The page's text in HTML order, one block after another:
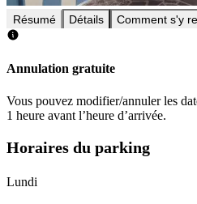
Résumé Détails Comment s'y
Annulation gratuite
Vous pouvez modifier/annuler les
1 heure avant l’heure d’arrivée.
Horaires du parking
Lundi